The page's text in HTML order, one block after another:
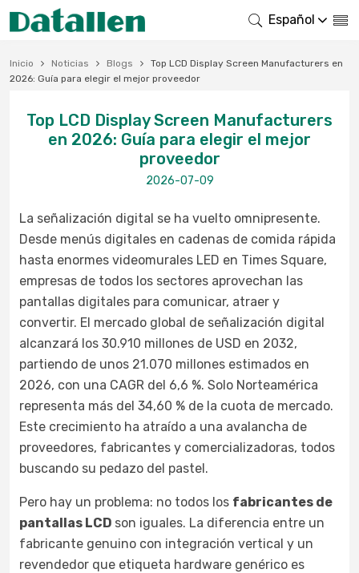
Español
Inicio Noticias Blogs
Top LCD Display Screen Manufacturers en
2026: Guía para elegir el mejor proveedor
Top LCD Display Screen Manufacturers
en 2026: Guía para elegir el mejor
proveedor
2026-07-09
La señalización digital se ha vuelto omnipresente.
Desde menús digitales en cadenas de comida rápida
hasta enormes videomurales LED en Times Square,
empresas de todos los sectores aprovechan las
pantallas digitales para comunicar, atraer y
convertir. El mercado global de señalización digital
alcanzará los 30.910 millones de USD en 2032,
partiendo de unos 21.070 millones estimados en
2026, con una CAGR del 6,6 %. Solo Norteamérica
representa más del 34,60 % de la cuota de mercado.
Este crecimiento ha atraído a una avalancha de
proveedores, fabricantes y comercializadoras, todos
buscando su pedazo del pastel.
Pero hay un problema: no todos los fabricantes de
pantallas LCD son iguales. La diferencia entre un
fabricante genuino con integración vertical y un
revendedor que etiqueta hardware genérico es